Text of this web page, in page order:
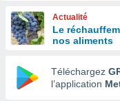
en
Actualité
Le
nos aliments
Téléchargez
l’application